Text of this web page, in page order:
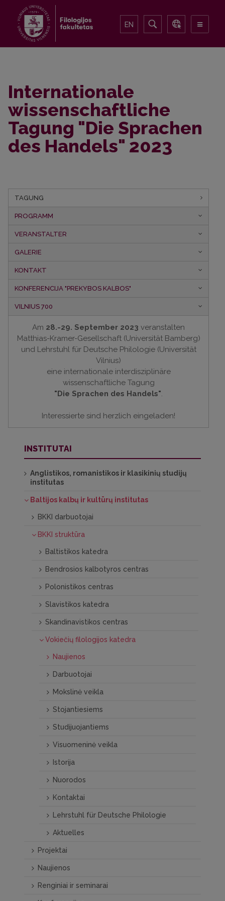
EN
Internationale
wissenschaftliche
Tagung "Die Sprachen
des Handels" 2023
TAGUNG
PROGRAMM
VERANSTALTER
GALERIE
KONTAKT
KONFERENCIJA "PREKYBOS KALBOS"
VILNIUS 700
Am 28.-29. September 2023 veranstalten
Matthias-Kramer-Gesellschaft (Universität Bamberg)
und Lehrstuhl für Deutsche Philologie (Universität
Vilnius)
eine internationale interdisziplinäre
wissenschaftliche Tagung
"Die Sprachen des Handels".
Interessierte sind herzlich eingeladen!
INSTITUTAI
Anglistikos, romanistikos ir klasikinių studijų
institutas
Baltijos kalbų ir kultūrų institutas
BKKI darbuotojai
BKKI struktūra
Baltistikos katedra
Bendrosios kalbotyros centras
Polonistikos centras
Slavistikos katedra
Skandinavistikos centras
Vokiečių filologijos katedra
Naujienos
Darbuotojai
Mokslinė veikla
Stojantiesiems
Studijuojantiems
Visuomeninė veikla
Istorija
Nuorodos
Kontaktai
Lehrstuhl für Deutsche Philologie
Aktuelles
Projektai
Naujienos
Renginiai ir seminarai